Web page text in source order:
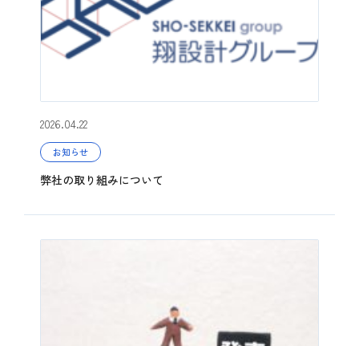
2026.04.22
お知らせ
弊社の取り組みについて